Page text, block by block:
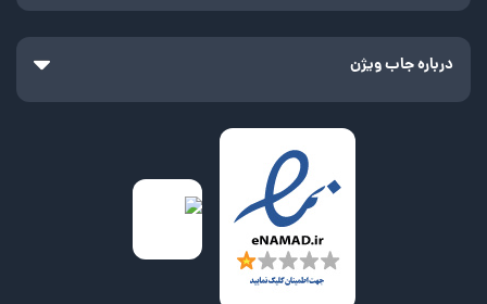
درباره جاب ویژن